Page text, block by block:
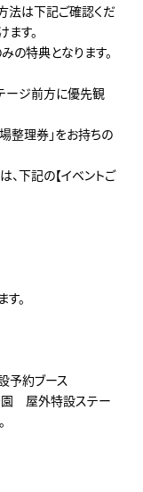
法は下記ご確認くだ
す。
特典となります。
ージ前方に優先観
整理券」をお持ちの
下記の【イベントご
。
予約ブース
園 屋外特設ステー